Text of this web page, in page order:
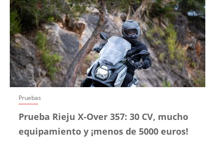
Pruebas
Prueba Rieju X-Over 357: 30 CV, mucho
equipamiento y ¡menos de 5000 euros!